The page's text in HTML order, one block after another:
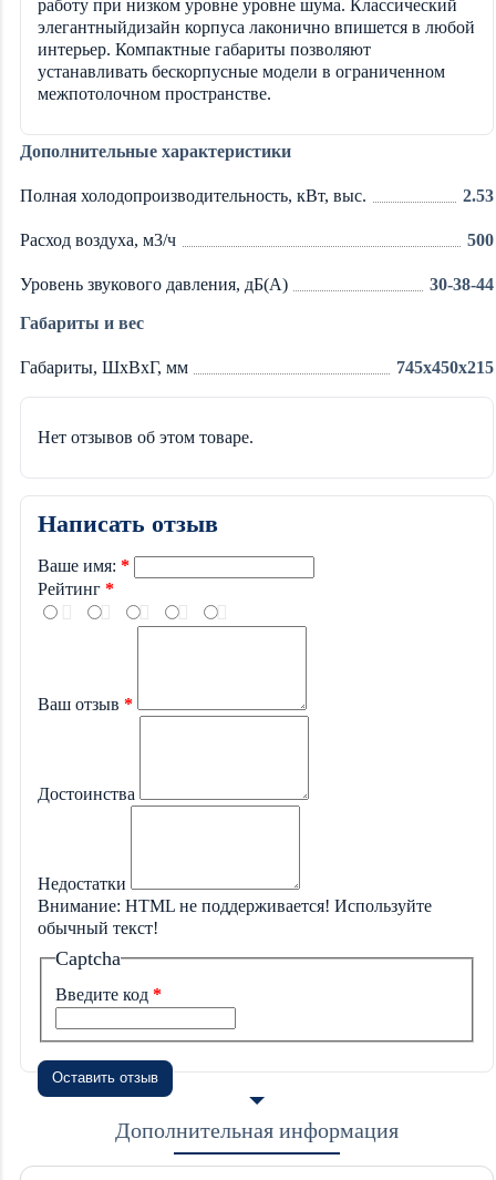
работу при низком уровне уровне шума. Классический
элегантныйдизайн корпуса лаконично впишется в любой
интерьер. Компактные габариты позволяют
устанавливать бескорпусные модели в ограниченном
межпотолочном пространстве.
Дополнительные характеристики
Полная холодопроизводительность, кВт, выс. 2.53
Расход воздуха, м3/ч 500
Уровень звукового давления, дБ(А) 30-38-44
Габариты и вес
Габариты, ШxВxГ, мм 745x450x215
Нет отзывов об этом товаре.
Написать отзыв
Ваше имя:
Рейтинг
Ваш отзыв
Достоинства
Недостатки
Внимание: HTML не поддерживается! Используйте
обычный текст!
Captcha
Введите код
Оставить отзыв
Дополнительная информация